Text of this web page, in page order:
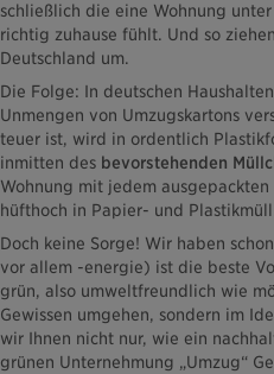
schließlich die eine Wohnung
richtig zuhause fühlt. Und so
Deutschland um.
Die Folge: In deutschen
Unmengen von Umzugskartons
teuer ist, wird in ordentlich
inmitten des bevorstehenden
Wohnung mit jedem
hüfthoch in Papier- und
Doch keine Sorge! Wir haben
vor allem -energie) ist die beste
grün, also umweltfreundlich wie
Gewissen umgehen, sondern im
wir Ihnen nicht nur, wie ein
grünen Unternehmung „Umzug“